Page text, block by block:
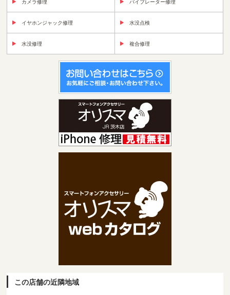
カメラ修理 バイブレーター修理
イヤホンジャック修理 水没点検
水没修理 複合修理
この店舗の近隣地域